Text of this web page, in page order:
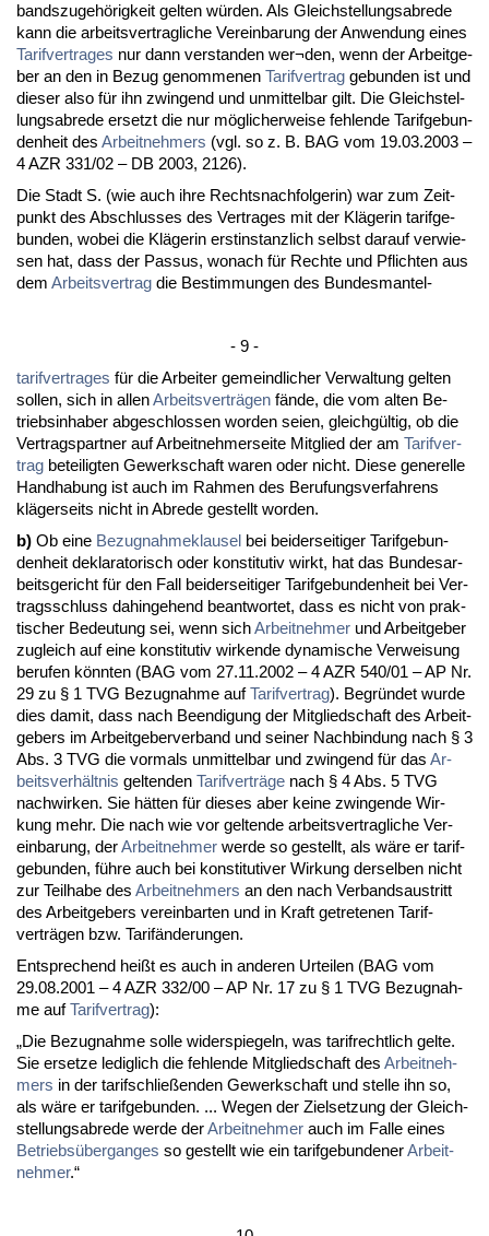
bands­zu­gehörig­keit gel­ten würden. Als Gleich­stel­lungs­ab­re­de
kann die ar­beits­ver­trag­li­che Ver­ein­ba­rung der An­wen­dung ei­nes
Ta­rif­ver­tra­ges nur dann ver­stan­den wer¬den, wenn der Ar­beit­ge­
ber an den in Be­zug ge­nom­me­nen Ta­rif­ver­trag ge­bun­den ist und
die­ser al­so für ihn zwin­gend und un­mit­tel­bar gilt. Die Gleich­stel­
lungs­ab­re­de er­setzt die nur mögli­cher­wei­se feh­len­de Ta­rif­ge­bun­
den­heit des Ar­beit­neh­mers (vgl. so z. B. BAG vom 19.03.2003 –
4 AZR 331/02 – DB 2003, 2126).
Die Stadt S. (wie auch ih­re Rechts­nach­fol­ge­rin) war zum Zeit­
punkt des Ab­schlus­ses des Ver­tra­ges mit der Kläge­rin ta­rif­ge­
bun­den, wo­bei die Kläge­rin erst­in­stanz­lich selbst dar­auf ver­wie­
sen hat, dass der Pas­sus, wo­nach für Rech­te und Pflich­ten aus
dem Ar­beits­ver­trag die Be­stim­mun­gen des Bun­des­man­tel-
- 9 -
ta­rif­ver­tra­ges für die Ar­bei­ter ge­meind­li­cher Ver­wal­tung gel­ten
sol­len, sich in al­lenAr­beits­verträgen fände, die vom al­ten Be­
triebs­in­ha­ber ab­ge­schlos­sen wor­den sei­en, gleichgültig, ob die
Ver­trags­part­ner auf Ar­beit­neh­mer­sei­te Mit­glied der am Ta­rif­ver­
trag be­tei­lig­ten Ge­werk­schaft wa­ren oder nicht. Die­se ge­ne­rel­le
Hand­ha­bung ist auch im Rah­men des Be­ru­fungs­ver­fah­rens
kläger­seits nicht in Ab­re­de ge­stellt wor­den.
b) Ob ei­ne Be­zug­nah­me­klau­sel bei bei­der­sei­ti­ger Ta­rif­ge­bun­
den­heit de­kla­ra­to­risch oder kon­sti­tu­tiv wirkt, hat das Bun­des­ar­
beits­ge­richt für den Fall bei­der­sei­ti­ger Ta­rif­ge­bun­den­heit bei Ver­
trags­schluss da­hin­ge­hend be­ant­wor­tet, dass es nicht von prak­
ti­scher Be­deu­tung sei, wenn sichAr­beit­neh­mer und Ar­beit­ge­ber
zu­gleich auf ei­ne kon­sti­tu­tiv wir­ken­de dy­na­mi­sche Ver­wei­sung
be­ru­fen könn­ten (BAG vom 27.11.2002 – 4 AZR 540/01 – AP Nr.
29 zu § 1 TVG Be­zug­nah­me aufTa­rif­ver­trag). Be­gründet wur­de
dies da­mit, dass nach Be­en­di­gung der Mit­glied­schaft des Ar­beit­
ge­bers im Ar­beit­ge­ber­ver­band und sei­ner Nach­bin­dung nach § 3
Abs. 3 TVG die vor­mals un­mit­tel­bar und zwin­gend für das Ar­
beits­verhält­nis gel­ten­den Ta­rif­verträge nach § 4 Abs. 5 TVG
nach­wir­ken. Sie hätten für die­ses aber kei­ne zwin­gen­de Wir­
kung mehr. Die nach wie vor gel­ten­de ar­beits­ver­trag­li­che Ver­
ein­ba­rung, derAr­beit­neh­mer wer­de so ge­stellt, als wäre er ta­rif­
ge­bun­den, führe auch bei kon­sti­tu­ti­ver Wir­kung der­sel­ben nicht
zur Teil­ha­be des Ar­beit­neh­mers an den nach Ver­bands­aus­tritt
des Ar­beit­ge­bers ver­ein­bar­ten und in Kraft ge­tre­te­nen Ta­rif­
verträgen bzw. Ta­rifände­run­gen.
Ent­spre­chend heißt es auch in an­de­ren Ur­tei­len (BAG vom
29.08.2001 – 4 AZR 332/00 – AP Nr. 17 zu § 1 TVG Be­zug­nah­
me aufTa­rif­ver­trag):
„Die Be­zug­nah­me sol­le wi­der­spie­geln, was ta­rif­recht­lich gel­te.
Sie er­set­ze le­dig­lich die feh­len­de Mit­glied­schaft des Ar­beit­neh­
mers in der ta­rif­sch­ließen­den Ge­werk­schaft und stel­le ihn so,
als wäre er ta­rif­ge­bun­den. ... We­gen der Ziel­set­zung der Gleich­
stel­lungs­ab­re­de wer­de derAr­beit­neh­mer auch im Fal­le ei­nes
Be­triebsüber­g­an­ges so ge­stellt wie ein ta­rif­ge­bun­de­nerAr­beit­
neh­mer.“